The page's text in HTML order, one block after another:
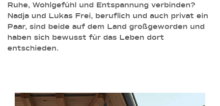
Ruhe, Wohlgefühl und Entspannung verbinden?
Nadja und Lukas Frei, beruflich und auch privat ein
Paar, sind beide auf dem Land großgeworden und
haben sich bewusst für das Leben dort
entschieden.